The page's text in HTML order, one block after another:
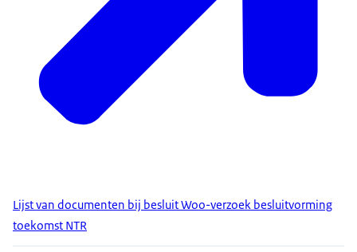
Lijst van documenten bij besluit Woo-verzoek besluitvorming
toekomst NTR